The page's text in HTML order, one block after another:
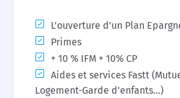
L'ouverture d'un Plan
Primes
+ 10 % IFM + 10% CP
Aides et services Fastt
Logement-Garde d'enfants...)